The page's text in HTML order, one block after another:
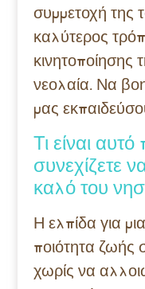
συμμετοχή της
καλύτερος
κινητοποίησης
νεολαία. Να
μας
Τι είναι
συνεχίζετε
καλό του
Η ελπίδα για
ποιότητα ζωής
χωρίς να